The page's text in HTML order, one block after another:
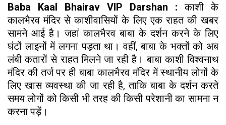
Baba Kaal Bhairav VIP Darshan :काशी के
कालभैरव मंदिर से काशीवासियों के लिए एक राहत की खबर
सामने आई है। जहां कालभैरव बाबा के दर्शन करने के लिए
घंटों लाइनों में लगना पड़ता था। वहीं, बाबा के भक्तों को अब
लंबी कतारों से राहत मिलने जा रही है। बाबा काशी विश्वनाथ
मंदिर की तर्ज पर ही बाबा कालभैरव मंदिर में स्थानीय लोगों के
लिए खास व्यवस्था की जा रही है, ताकि बाबा के दर्शन करते
समय लोगों को किसी भी तरह की किसी परेशानी का सामना न
करना पड़ें।